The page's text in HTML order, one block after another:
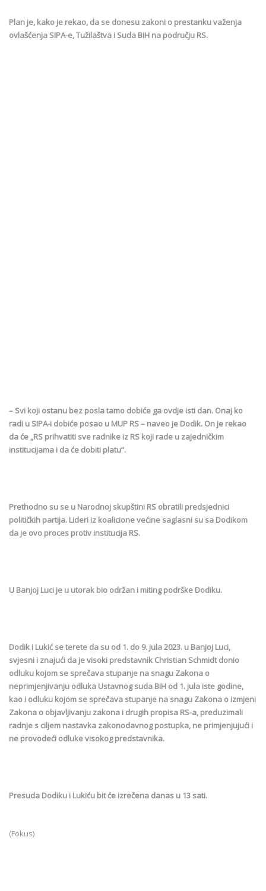
Plan je, kako je rekao, da se donesu zakoni o prestanku važenja
ovlašćenja SIPA-e, Tužilaštva i Suda BiH na području RS.
– Svi koji ostanu bez posla tamo dobiće ga ovdje isti dan. Onaj ko
radi u SIPA-i dobiće posao u MUP RS – naveo je Dodik. On je rekao
da će „RS prihvatiti sve radnike iz RS koji rade u zajedničkim
institucijama i da će dobiti platu“.
Prethodno su se u Narodnoj skupštini RS obratili predsjednici
političkih partija. Lideri iz koalicione većine saglasni su sa Dodikom
da je ovo proces protiv institucija RS.
U Banjoj Luci je u utorak bio održan i miting podrške Dodiku.
Dodik i Lukić se terete da su od 1. do 9. jula 2023. u Banjoj Luci,
svjesni i znajući da je visoki predstavnik Christian Schmidt donio
odluku kojom se sprečava stupanje na snagu Zakona o
neprimjenjivanju odluka Ustavnog suda BiH od 1. jula iste godine,
kao i odluku kojom se sprečava stupanje na snagu Zakona o izmjeni
Zakona o objavljivanju zakona i drugih propisa RS-a, preduzimali
radnje s ciljem nastavka zakonodavnog postupka, ne primjenjujući i
ne provodeći odluke visokog predstavnika.
Presuda Dodiku i Lukiću bit će izrečena danas u 13 sati.
(Fokus)